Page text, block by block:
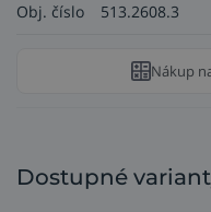
Obj. číslo 513.2608.3
Nákup
Dostupné